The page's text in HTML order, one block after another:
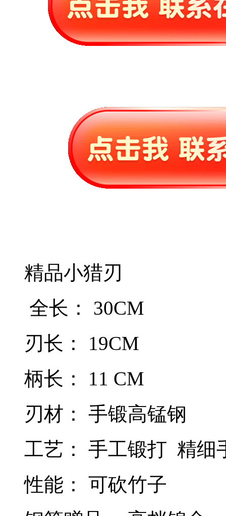
精品小猎刃
全长： 30CM
刃长： 19CM
柄长： 11 CM
刃材： 手锻高锰钢
工艺： 手工锻打 精细
性能： 可砍竹子